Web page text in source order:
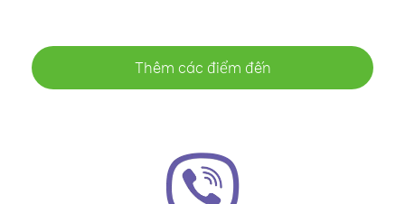
Thêm các điểm đến